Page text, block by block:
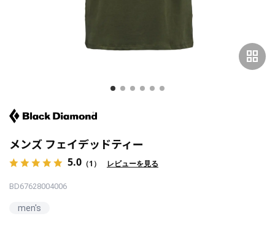
grid_view
メンズ フェイデッドティー
5.0 （1） レビューを見る
BD67628004006
men's